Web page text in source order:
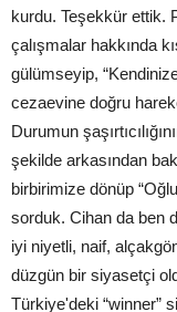
kurdu. Teşekkür ettik.
çalışmalar hakkında
gülümseyip,
cezaevine doğru
Durumun
şekilde arkasından
birbirimize dönüp
sorduk. Cihan da ben
iyi niyetli, naif,
düzgün bir siyasetçi
Türkiye'deki “winner”